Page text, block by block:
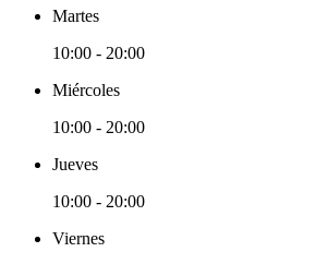
Martes
10:00 - 20:00
Miércoles
10:00 - 20:00
Jueves
10:00 - 20:00
Viernes